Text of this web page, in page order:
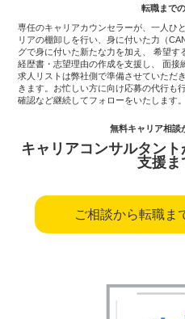
転職まで
専任のキャリアカウンセラーが、一人ひ
リアの棚卸しを行い、身に付いた力（
グで身に付いた新たな力を加え、
希望す
経歴書・志望理由の作成を支援し、
面接
求人リストは弊社側で準備させていただ
きます。 お忙しい方に向け応募の代行も
確認など継続してフォローをいたします。
無料キャリア相談
キャリアコンサルタン
支援ま
ご相談から転職ま